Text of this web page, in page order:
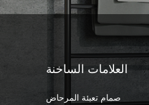
العلامات الساخنة
صمام تعبئة المرحاض